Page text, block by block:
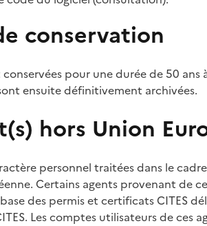
conservation
conservées pour une durée de 50
ensuite définitivement archivées.
hors Union
personnel traitées dans le
Certains agents provenant de
des permis et certificats CITES
Les comptes utilisateurs de ces